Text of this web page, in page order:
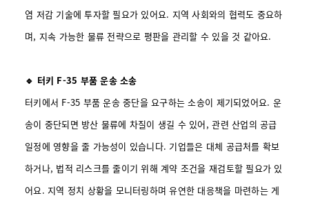
염 저감 기술에 투자할 필요가 있어요. 지역 사회와의 협력도 중요하
며, 지속 가능한 물류 전략으로 평판을 관리할 수 있을 것 같아요.
🔹 터키 F-35 부품 운송 소송
터키에서 F-35 부품 운송 중단을 요구하는 소송이 제기되었어요. 운
송이 중단되면 방산 물류에 차질이 생길 수 있어, 관련 산업의 공급
일정에 영향을 줄 가능성이 있습니다. 기업들은 대체 공급처를 확보
하거나, 법적 리스크를 줄이기 위해 계약 조건을 재검토할 필요가 있
어요. 지역 정치 상황을 모니터링하며 유연한 대응책을 마련하는 게